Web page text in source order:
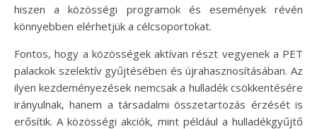
hiszen a közösségi programok és események révén
könnyebben elérhetjük a célcsoportokat.
Fontos, hogy a közösségek aktívan részt vegyenek a PET
palackok szelektív gyűjtésében és újrahasznosításában. Az
ilyen kezdeményezések nemcsak a hulladék csökkentésére
irányulnak, hanem a társadalmi összetartozás érzését is
erősítik. A közösségi akciók, mint például a hulladékgyűjtő